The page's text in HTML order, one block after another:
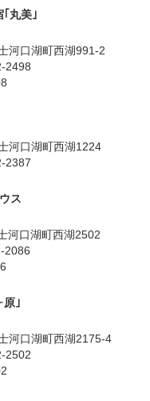
｢丸美｣
河口湖町西湖991-2
2498
河口湖町西湖1224
2387
ス
河口湖町西湖2502
2086
原｣
河口湖町西湖2175-4
2502